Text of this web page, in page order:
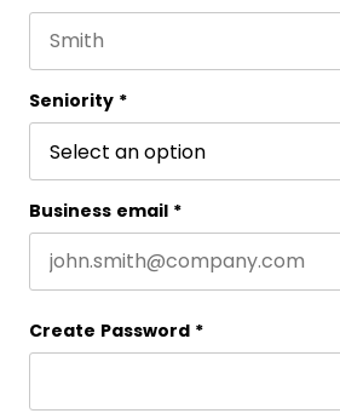
This field is for validation
Seniority *
Business email *
Create Password *